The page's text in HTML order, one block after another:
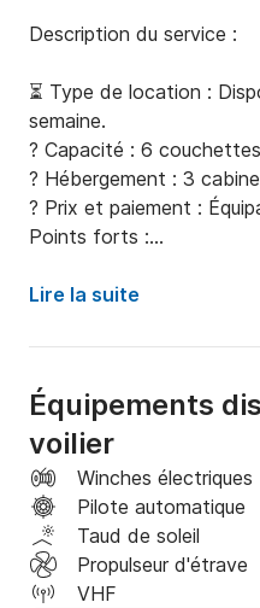
Description du service :
⏳ Type de location :
semaine.
? Capacité : 6
? Hébergement : 3
?️ Prix et paiement :
Points forts :
? Charme vintage : Navire
?‍✈️ Professionnalisme :
navigation sûre et
? Polyvalence :
selon vos besoins.
?️ Espace et confort : 3
pour un confort maximal
Lire la suite
Équipements
voilier
Winches électriques
Pilote automatique
Taud de soleil
Propulseur d'étrave
VHF